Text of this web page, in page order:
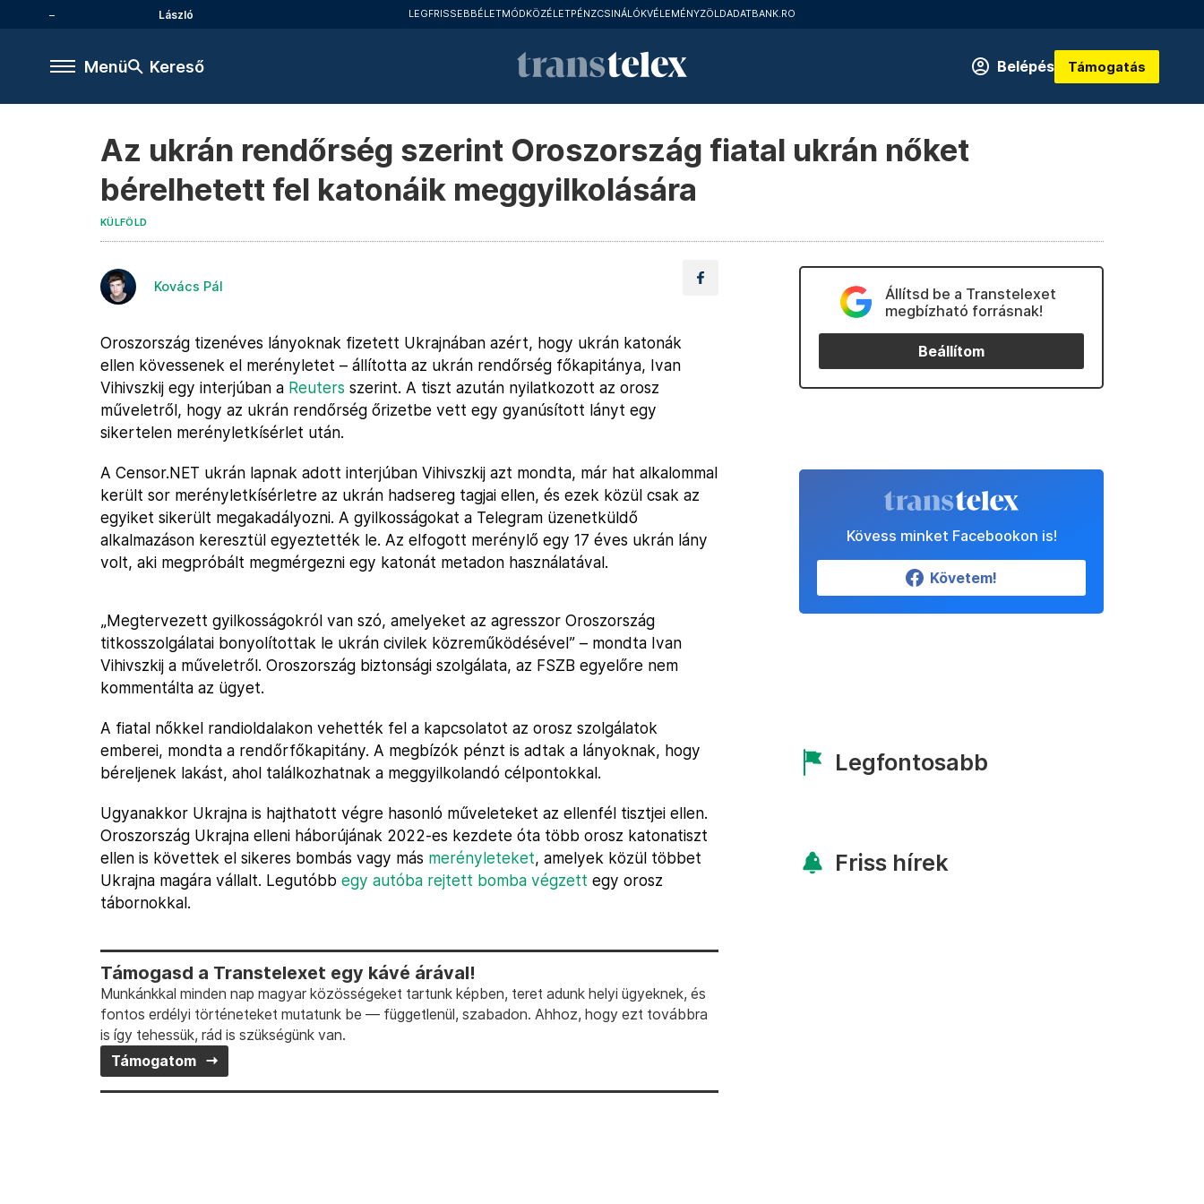
László LEGFRISSEBBÉLETMÓDKÖZÉLETPÉNZCSINÁLÓKVÉLEMÉNYZÖLDADATBANK.RO
Menü Kereső Belépés Támogatás
Az ukrán rendőrség szerint Oroszország fiatal ukrán nőket
bérelhetett fel katonáik meggyilkolására
KÜLFÖLD
Kovács Pál
Oroszország tizenéves lányoknak fizetett Ukrajnában azért, hogy ukrán katonák
ellen kövessenek el merényletet – állította az ukrán rendőrség főkapitánya, Ivan
Vihivszkij egy interjúban a Reuters szerint. A tiszt azután nyilatkozott az orosz
műveletről, hogy az ukrán rendőrség őrizetbe vett egy gyanúsított lányt egy
sikertelen merényletkísérlet után.
A Censor.NET ukrán lapnak adott interjúban Vihivszkij azt mondta, már hat alkalommal
került sor merényletkísérletre az ukrán hadsereg tagjai ellen, és ezek közül csak az
egyiket sikerült megakadályozni. A gyilkosságokat a Telegram üzenetküldő
alkalmazáson keresztül egyeztették le. Az elfogott merénylő egy 17 éves ukrán lány
volt, aki megpróbált megmérgezni egy katonát metadon használatával.
„Megtervezett gyilkosságokról van szó, amelyeket az agresszor Oroszország
titkosszolgálatai bonyolítottak le ukrán civilek közreműködésével” – mondta Ivan
Vihivszkij a műveletről. Oroszország biztonsági szolgálata, az FSZB egyelőre nem
kommentálta az ügyet.
A fiatal nőkkel randioldalakon vehették fel a kapcsolatot az orosz szolgálatok
emberei, mondta a rendőrfőkapitány. A megbízók pénzt is adtak a lányoknak, hogy
béreljenek lakást, ahol találkozhatnak a meggyilkolandó célpontokkal.
Ugyanakkor Ukrajna is hajthatott végre hasonló műveleteket az ellenfél tisztjei ellen.
Oroszország Ukrajna elleni háborújának 2022-es kezdete óta több orosz katonatiszt
ellen is követtek el sikeres bombás vagy más merényleteket, amelyek közül többet
Ukrajna magára vállalt. Legutóbb egy autóba rejtett bomba végzett egy orosz
tábornokkal.
Támogasd a Transtelexet egy kávé árával!
Munkánkkal minden nap magyar közösségeket tartunk képben, teret adunk helyi ügyeknek, és
fontos erdélyi történeteket mutatunk be — függetlenül, szabadon. Ahhoz, hogy ezt továbbra
is így tehessük, rád is szükségünk van.
Támogatom
Állítsd be a Transtelexet
megbízható forrásnak!
Beállítom
Kövess minket Facebookon is!
Követem!
Legfontosabb
Friss hírek